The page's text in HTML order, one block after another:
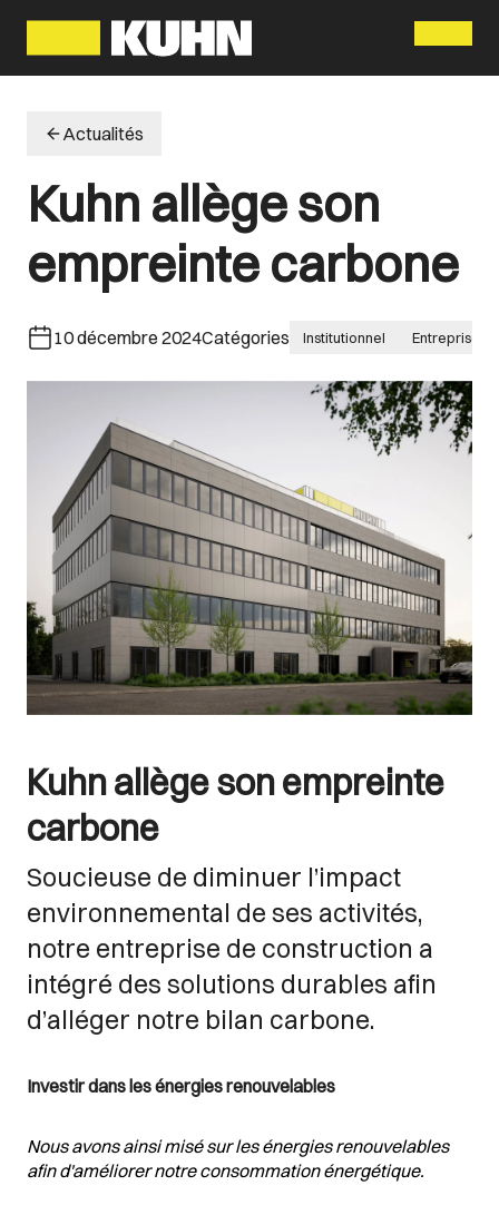
Actualités
Kuhn allège son
empreinte carbone
10 décembre 2024Catégories Institutionnel Entreprise
Kuhn allège son empreinte
carbone
Soucieuse de diminuer l’impact
environnemental de ses activités,
notre entreprise de construction a
intégré des solutions durables afin
d’alléger notre bilan carbone.
Investir dans les énergies renouvelables
Nous avons ainsi misé sur les énergies renouvelables
afin d'améliorer notre consommation énergétique.
Menu